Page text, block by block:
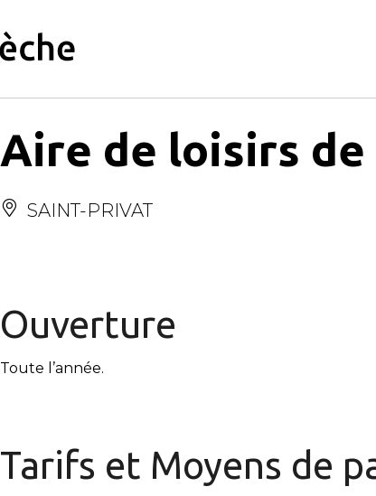
Aire de loisirs
SAINT-PRIVAT
Ouverture
Toute l’année.
Tarifs et Moyens de